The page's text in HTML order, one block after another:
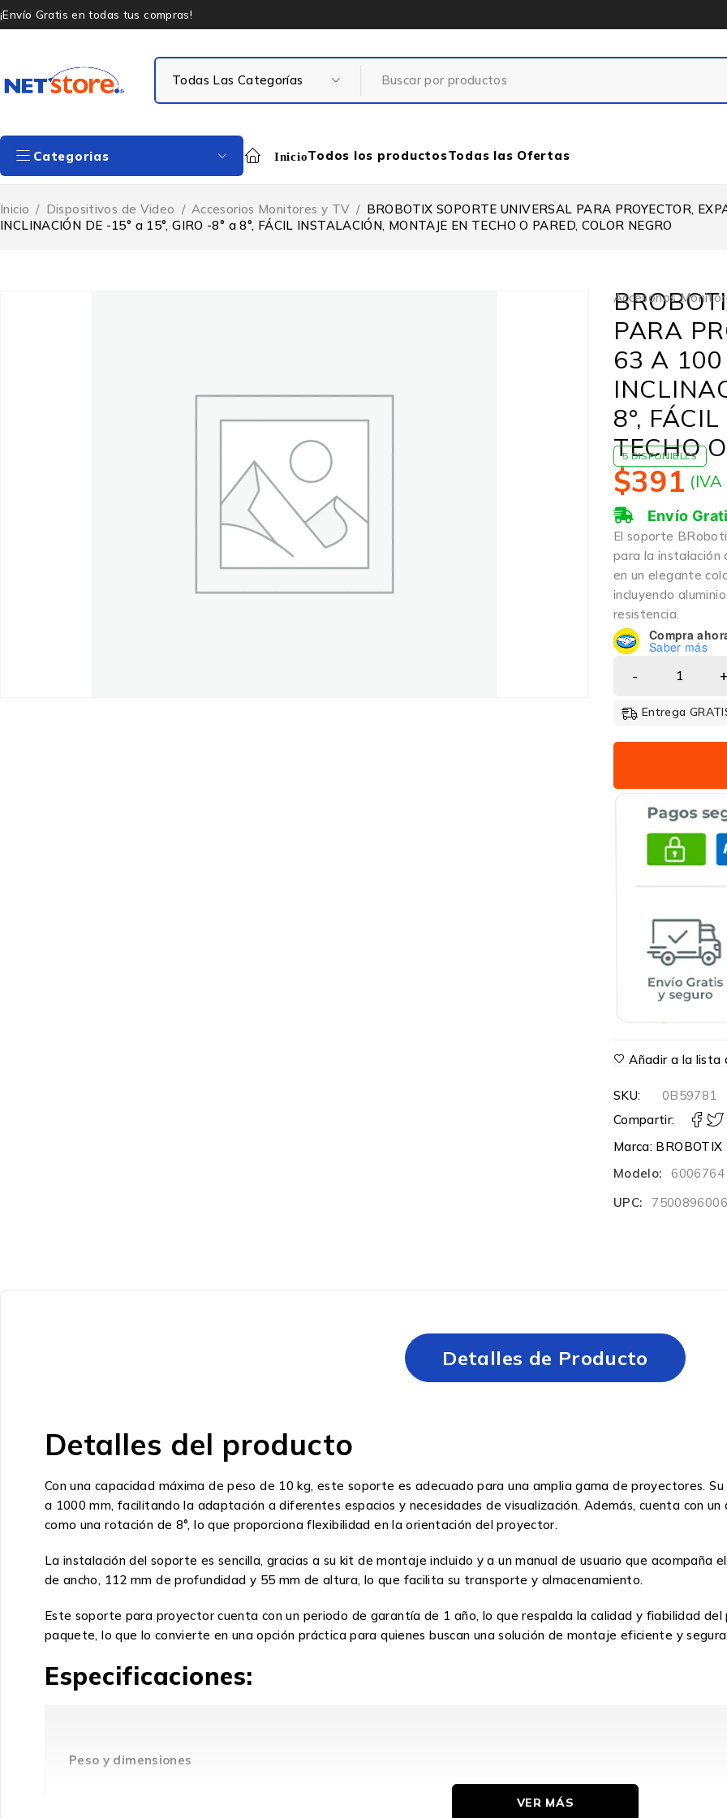
¡Envío Gratis en todas tus compras!
Categorias InicioTodos los productosTodas las Ofertas
Inicio / Dispositivos de Video / Accesorios Monitores y TV / BROBOTIX SOPORTE UNIVERSAL PARA PROYECTOR,
INCLINACIÓN DE -15° a 15°, GIRO -8° a 8°, FÁCIL INSTALACIÓN, MONTAJE EN TECHO O PARED, COLOR NEGRO
Accesorios
PARA
63 A 100
8°,
TECHO
5 DISPONIBLES
$391
Envío
El soporte
para la instalación
en un elegante
incluyendo
resistencia.
Compra
Saber más
Entrega
Añadir a la lista
SKU:
0B59781
Compartir:
Marca: BROBOTIX
Modelo:
6006764
UPC:
Detalles de Producto
Detalles del producto
Con una capacidad máxima de peso de 10 kg, este soporte es adecuado para una amplia gama de proyectores.
a 1000 mm, facilitando la adaptación a diferentes espacios y necesidades de visualización. Además, cuenta con
como una rotación de 8°, lo que proporciona flexibilidad en la orientación del proyector.
La instalación del soporte es sencilla, gracias a su kit de montaje incluido y a un manual de usuario que acompaña
de ancho, 112 mm de profundidad y 55 mm de altura, lo que facilita su transporte y almacenamiento.
Este soporte para proyector cuenta con un periodo de garantía de 1 año, lo que respalda la calidad y fiabilidad
paquete, lo que lo convierte en una opción práctica para quienes buscan una solución de montaje eficiente y
Especificaciones:
Peso y dimensiones
VER MÁS